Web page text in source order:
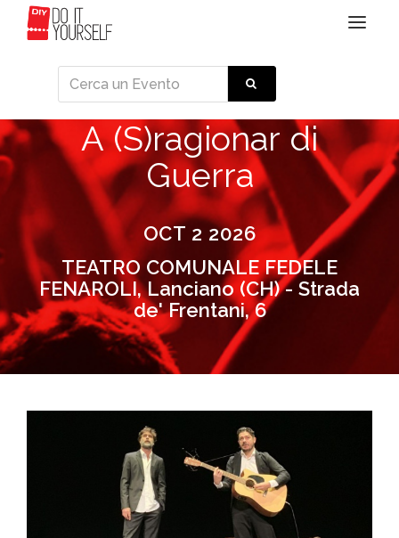
Toggle
A (S)ragionar di
Guerra
OCT 2 2026
TEATRO COMUNALE FEDELE
FENAROLI, Lanciano (CH) - Strada
de' Frentani, 6